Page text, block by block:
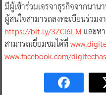
มีผู้เข้าร่วมเจรจาธุรกิจจากนาน
ผู้สนใจสามารถลงทะเบียนร่วม
https://bit.ly/3ZCi6LM และห
สามารถเยี่ยมชมได้ที่
www.facebook.com/